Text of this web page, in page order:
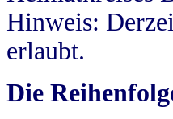
Hinweis:
erlaubt.
Die